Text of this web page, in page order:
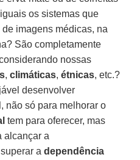
os sistemas que
imagens médicas, na
São completamente
nossas
,climáticas,étnicas, etc.?
desenvolver
não só para melhorar o
tem para oferecer, mas
alcançar a
adependência